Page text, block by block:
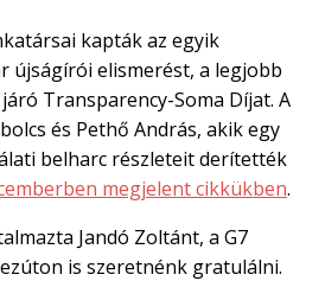
kapták az egyik
újságírói elismerést, a legjobb
Transparency-Soma Díjat. A
és Pethő András, akik egy
belharc részleteit derítették
megjelent cikkükben.
Jandó Zoltánt, a G7
is szeretnénk gratulálni.